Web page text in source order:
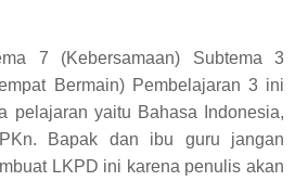
7 (Kebersamaan) Subtema 3
Bermain) Pembelajaran 3 ini
pelajaran yaitu Bahasa Indonesia,
Bapak dan ibu guru jangan
LKPD ini karena penulis akan